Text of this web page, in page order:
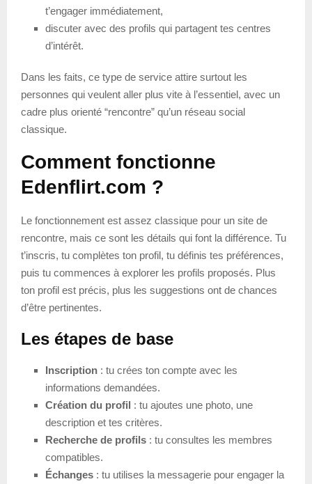
t’engager immédiatement,
discuter avec des profils qui partagent tes centres
d’intérêt.
Dans les faits, ce type de service attire surtout les
personnes qui veulent aller plus vite à l’essentiel, avec un
cadre plus orienté “rencontre” qu’un réseau social
classique.
Comment fonctionne
Edenflirt.com ?
Le fonctionnement est assez classique pour un site de
rencontre, mais ce sont les détails qui font la différence. Tu
t’inscris, tu complètes ton profil, tu définis tes préférences,
puis tu commences à explorer les profils proposés. Plus
ton profil est précis, plus les suggestions ont de chances
d’être pertinentes.
Les étapes de base
Inscription : tu crées ton compte avec les
informations demandées.
Création du profil : tu ajoutes une photo, une
description et tes critères.
Recherche de profils : tu consultes les membres
compatibles.
Échanges : tu utilises la messagerie pour engager la